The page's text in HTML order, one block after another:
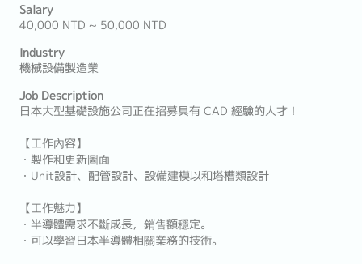
Salary
40,000 NTD ~ 50,000 NTD
Industry
機械設備製造業
Job Description
日本大型基礎設施公司正在招募具有 CAD 經驗的人才！
【工作內容】
・製作和更新圖面
・Unit設計、配管設計、設備建模以和塔槽類設計
【工作魅力】
・半導體需求不斷成長，銷售額穩定。
・可以學習日本半導體相關業務的技術。